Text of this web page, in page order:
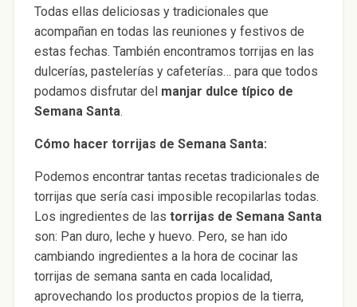
Todas ellas deliciosas y tradicionales que
acompañan en todas las reuniones y festivos de
estas fechas. También encontramos torrijas en las
dulcerías, pastelerías y cafeterías… para que todos
podamos disfrutar delmanjar dulce típico de
Semana Santa.
Cómo hacer torrijas de Semana Santa:
Podemos encontrar tantas recetas tradicionales de
torrijas que sería casi imposible recopilarlas todas.
Los ingredientes de las torrijas de Semana Santa
son: Pan duro, leche y huevo. Pero, se han ido
cambiando ingredientes a la hora de cocinar las
torrijas de semana santa en cada localidad,
aprovechando los productos propios de la tierra,